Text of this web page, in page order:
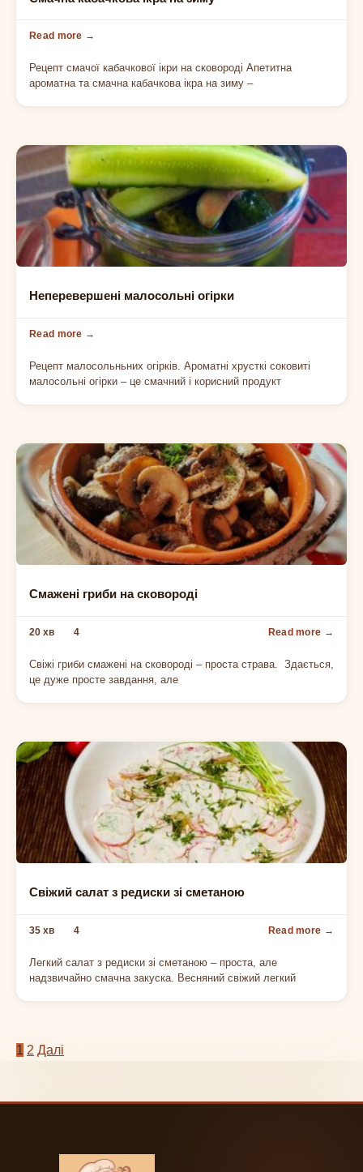
Рецепт смачої кабачкової ікри на сковороді Апетитна
ароматна та смачна кабачкова ікра на зиму –
ЗАГОТОВКИ
Неперевершені малосольні огірки
Рецепт малосольньних огірків. Ароматні хрусткі соковиті
малосольні огірки – це смачний і корисний продукт
СТРАВИ
Смажені гриби на сковороді
20 хв 4
Свіжі гриби смажені на сковороді – проста страва. Здається,
це дуже просте завдання, але
ЛЕГКІ САЛАТИ
Свіжий салат з редиски зі сметаною
35 хв 4
Легкий салат з редиски зі сметаною – проста, але
надзвичайно смачна закуска. Весняний свіжий легкий
Пагінація
1 2 Далі